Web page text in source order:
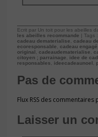
Ecrit par Un toit pour les abeilles
les abeilles recommande | Tags :
cadeau dematerialise
cadeau
ecoresponsable
cadeau engagé
original
cadeaudematerialise
citoyen ; parrainage
idee de
responsables
ideecadeaunoel
Pas de
Flux RSS des
Laisser un